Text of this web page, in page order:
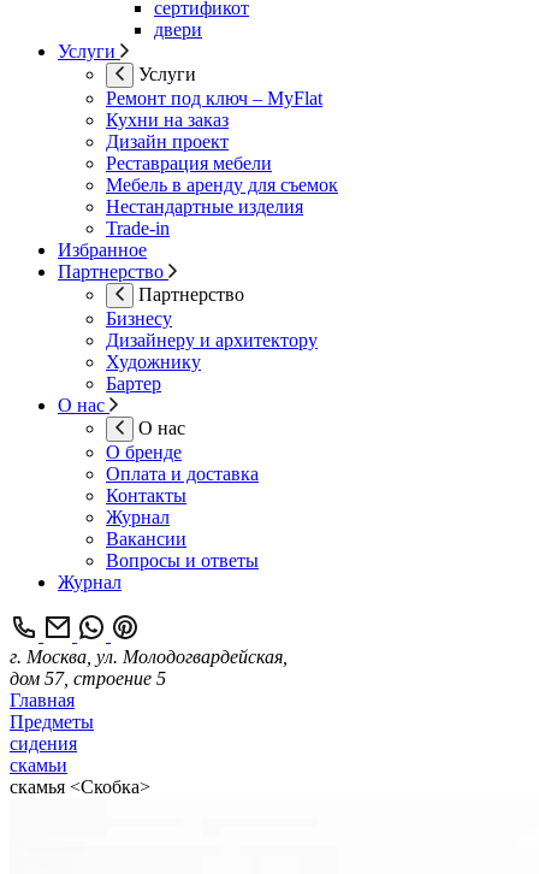
сертификот
двери
Услуги
Услуги
Ремонт под ключ – MyFlat
Кухни на заказ
Дизайн проект
Реставрация мебели
Мебель в аренду для съемок
Нестандартные изделия
Trade-in
Избранное
Партнерство
Партнерство
Бизнесу
Дизайнеру и архитектору
Художнику
Бартер
О нас
О нас
О бренде
Оплата и доставка
Контакты
Журнал
Вакансии
Вопросы и ответы
Журнал
г. Москва, ул. Молодогвардейская,
дом 57, строение 5
Главная
Предметы
сидения
скамьи
скамья <Скобка>